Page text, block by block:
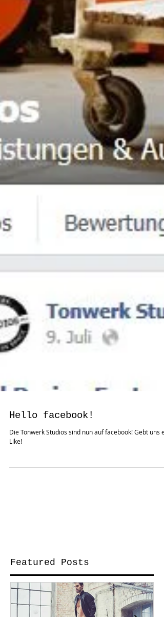
Hello facebook!
Featured Posts